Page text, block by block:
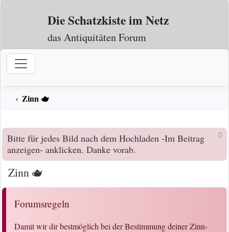
Zum Inhalt
Die Schatzkiste im Netz
das Antiquitäten Forum
Zinn 🫖
Bitte für jedes Bild nach dem Hochladen -Im Beitrag
anzeigen- anklicken. Danke vorab.
Zinn 🫖
Forumsregeln
Damit wir dir bestmöglich bei der Bestimmung deiner Zinn-